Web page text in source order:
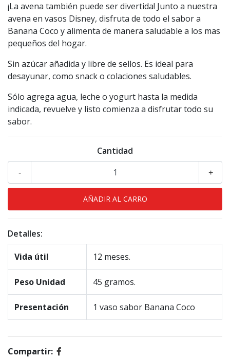
¡La avena también puede ser divertida! Junto a nuestra
avena en vasos Disney, disfruta de todo el sabor a
Banana Coco y alimenta de manera saludable a los mas
pequeños del hogar.
Sin azúcar añadida y libre de sellos. Es ideal para
desayunar, como snack o colaciones saludables.
Sólo agrega agua, leche o yogurt hasta la medida
indicada, revuelve y listo comienza a disfrutar todo su
sabor.
Cantidad
+
-
Detalles:
Vida útil 12 meses.
Peso Unidad 45 gramos.
Presentación 1 vaso sabor Banana Coco
Compartir: